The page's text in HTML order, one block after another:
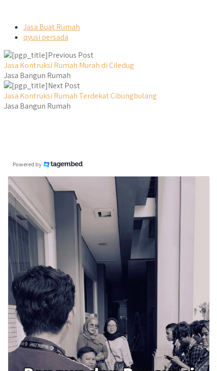
Jasa Buat Rumah
qyusi persada
Previous Post
Jasa Kontruksi Rumah Murah di Ciledug
Jasa Bangun Rumah
Next Post
Jasa Kontruksi Rumah Terdekat Cibungbulang
Jasa Bangun Rumah
Powered by